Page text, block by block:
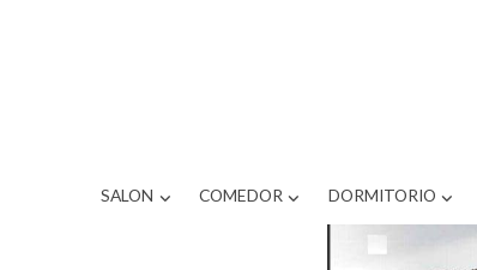
SALON COMEDOR DORMITORIO